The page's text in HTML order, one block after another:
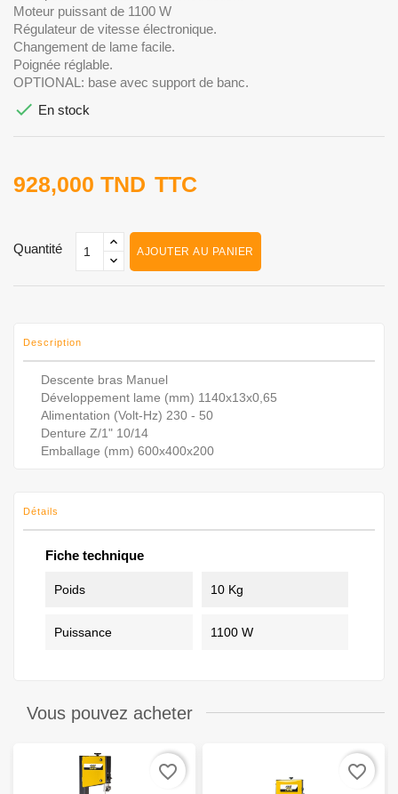
Moteur puissant de 1100 W
Régulateur de vitesse électronique.
Changement de lame facile.
Poignée réglable.
OPTIONAL: base avec support de banc.
 En stock
928,000 TND TTC
Quantité AJOUTER AU PANIER
Description
Descente bras Manuel
Développement lame (mm) 1140x13x0,65
Alimentation (Volt-Hz) 230 - 50
Denture Z/1" 10/14
Emballage (mm) 600x400x200
Détails
Fiche technique
Poids 10 Kg
Puissance 1100 W
Vous pouvez acheter
favorite_border favorite_border